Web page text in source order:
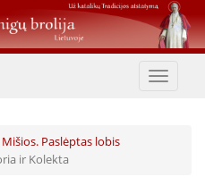
Toggle
Paslėptas lobis
ir Kolekta